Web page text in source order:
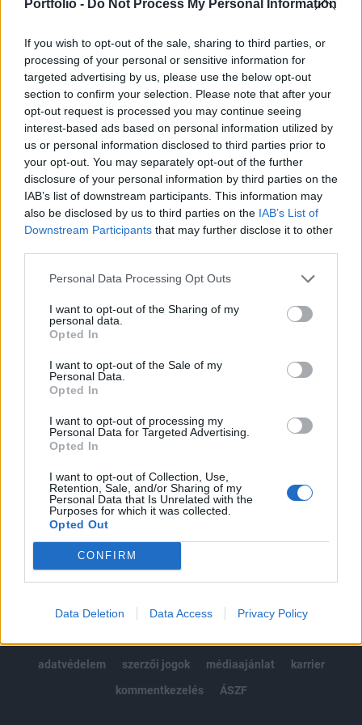
Portfolio - Do Not Process My Personal Information
If you wish to opt-out of the sale, sharing to third parties, or
processing of your personal or sensitive information for
targeted advertising by us, please use the below opt-out
section to confirm your selection. Please note that after your
opt-out request is processed you may continue seeing
interest-based ads based on personal information utilized by
us or personal information disclosed to third parties prior to
your opt-out. You may separately opt-out of the further
disclosure of your personal information by third parties on the
IAB’s list of downstream participants. This information may
also be disclosed by us to third parties on the IAB’s List of
Downstream Participants that may further disclose it to other
Personal Data Processing Opt Outs
I want to opt-out of the Sharing of my
personal data.
Opted In
I want to opt-out of the Sale of my
Personal Data.
Opted In
I want to opt-out of processing my
Personal Data for Targeted Advertising.
Opted In
I want to opt-out of Collection, Use,
Retention, Sale, and/or Sharing of my
Personal Data that Is Unrelated with the
Purposes for which it was collected.
Opted Out
CONFIRM
Data Deletion Data Access Privacy Policy
A délelőtt folyamán már gyengült a forint árfolyama,
tegnaphoz képest kb. egy forinttal kell többet adni egy
euróért. A bankközi piacon a jegyzések 245.8/246.0 körül
alakulnak. A forint gyengülése összefügg a feltörekvő
piacok többségén tapasztalható korrekcióval. Kereskedők
tartós változásra nem számítanak. A másdolagos
állampapírpiacon a hozamok 2-4 bp-tal emelkedtek...
KEDVES OLVASÓNK!
A keresett cikk a portfolio.hu hírarchívumához
tartozik, melynek olvasása előfizetéses
Az előfizetés a következőket tartalmazza:
Kötéslisták: BÉT elmúlt 2 év napon belüli
kötéslistái
Előfizetés
MÁR ELŐFIZETŐNK VAGY?BEJELENTKEZÉS
© 2026 Portfolio
adatvédelem
szerzői jogok médiaajánlat
karrier
kommentkezelés
ÁSZF